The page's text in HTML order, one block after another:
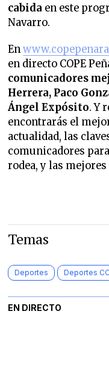
cabida en este
Navarro.
En
en directo COPE
comunicadores
Herrera, Paco
Ángel Expósito. Y
encontrarás el
actualidad, las
comunicadores
rodea, y las
Temas
Deportes Deportes
EN DIRECTO